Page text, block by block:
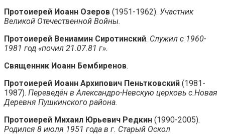
Протоиерей Иоанн Озеров (1951-1962). Участник
Великой Отечественной Войны.
Протоиерей Вениамин Сиротинский. Служил с 1960-
1981 год «почил 21.07.81 г».
Священник Иоанн Бембиренов.
Протоиерей Иоанн Архипович Пеньтковский (1981-
1987). Переведён в Александро-Невскую церковь с.Новая
Деревня Пушкинского района.
Протоиерей Михаил Юрьевич Редкин (1990-2005).
Родился 8 июля 1951 года в г. Старый Оскол